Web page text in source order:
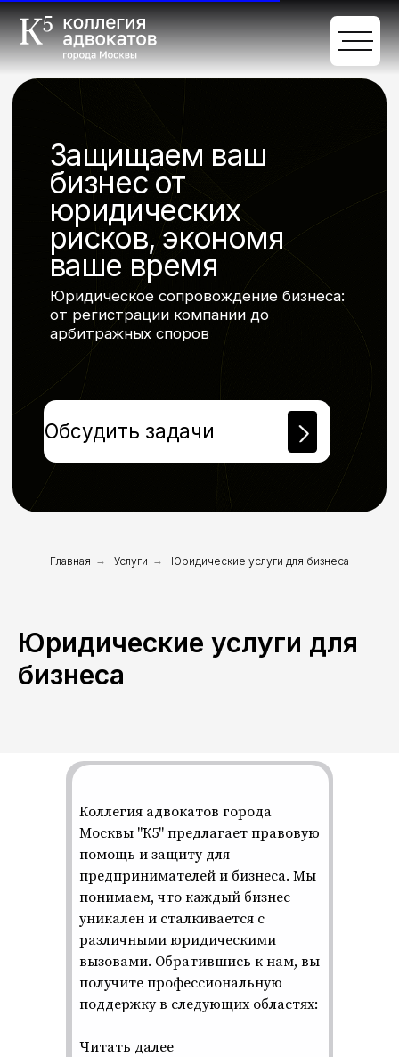
Обсудить задачи
Защищаем ваш
бизнес от
юридических
рисков, экономя
ваше время
Юридическое сопровождение бизнеса:
от регистрации компании до
арбитражных споров
Главная → Услуги → Юридические услуги для бизнеса
Юридические услуги для
бизнеса
Коллегия адвокатов города
Москвы "К5" предлагает правовую
помощь и защиту для
предпринимателей и бизнеса. Мы
понимаем, что каждый бизнес
уникален и сталкивается с
различными юридическими
вызовами. Обратившись к нам, вы
получите профессиональную
поддержку в следующих областях:
Читать далее
(Возврат водительских прав)
Налоговое право
Корпоративное право
Медиация
Юридический аутсорсинг